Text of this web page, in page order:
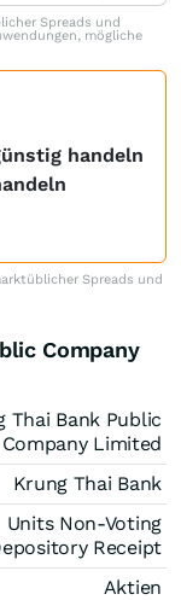
Spreads und
mögliche
handeln
Spreads und
Company
Thai Bank Public
Company Limited
Krung Thai Bank
Units Non-Voting
Receipt
Aktien